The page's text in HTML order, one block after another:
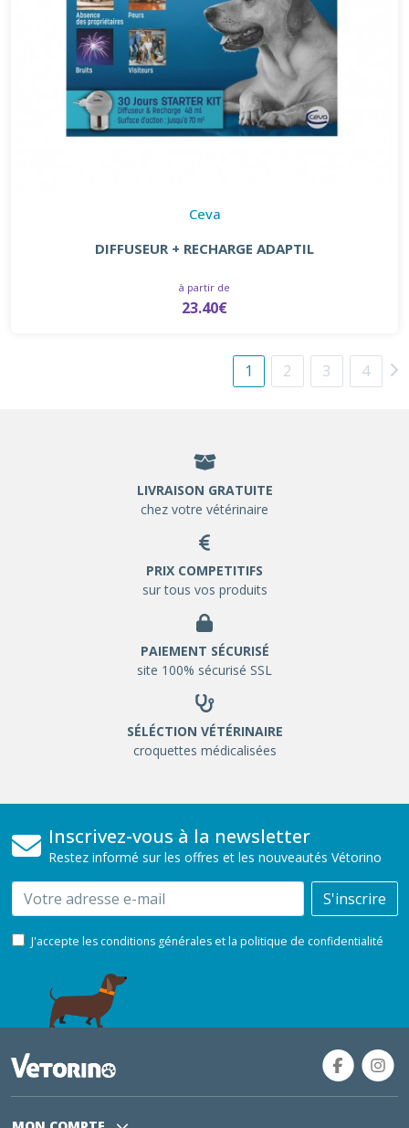
Ceva
DIFFUSEUR + RECHARGE ADAPTIL
à partir de
23.40€
1 2 3 4
LIVRAISON GRATUITE
chez votre vétérinaire
PRIX COMPETITIFS
sur tous vos produits
PAIEMENT SÉCURISÉ
site 100% sécurisé SSL
SÉLÉCTION VÉTÉRINAIRE
croquettes médicalisées
Inscrivez-vous à la newsletter
Restez informé sur les offres et les nouveautés Vétorino
Email S'inscrire
J'accepte les conditions générales et la politique de confidentialité